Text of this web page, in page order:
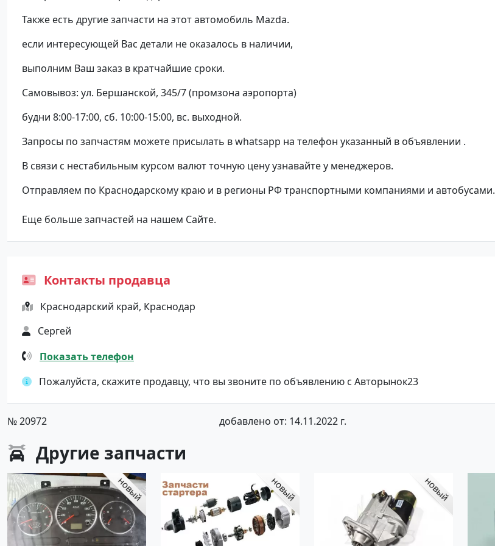
Также есть другие запчасти на этот автомобиль Mazda.
если интересующей Вас детали не оказалось в наличии,
выполним Ваш заказ в кратчайшие сроки.
Самовывоз: ул. Бершанской, 345/7 (промзона аэропорта)
будни 8:00-17:00, сб. 10:00-15:00, вс. выходной.
Запросы по запчастям можете присылать в whatsapp на телефон указанный в объявлении .
В связи с нестабильным курсом валют точную цену узнавайте у менеджеров.
Отправляем по Краснодарскому краю и в регионы РФ транспортными компаниями и автобусами.
Еще больше запчастей на нашем Сайте.
Контакты продавца
Краснодарский край, Краснодар
Сергей
Показать телефон
Пожалуйста, скажите продавцу, что вы звоните по объявлению с Авторынок23
№ 20972 добавлено от: 14.11.2022 г.
Другие запчасти